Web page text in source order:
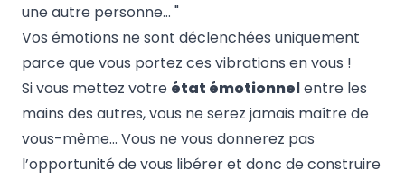
une autre personne… "
Vos émotions ne sont déclenchées uniquement
parce que vous portez ces vibrations en vous !
Si vous mettez votre état émotionnelentre les
mains des autres, vous ne serez jamais maître de
vous-même… Vous ne vous donnerez pas
l’opportunité de vous libérer et donc de construire